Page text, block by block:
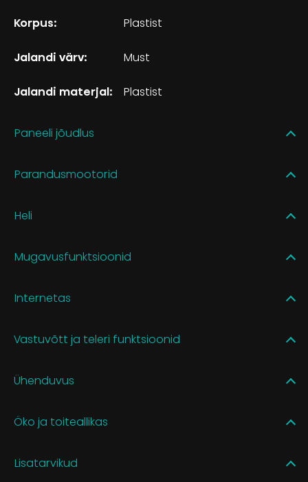
Korpus: Plastist
Jalandi värv: Must
Jalandi materjal: Plastist
Paneeli jõudlus
Parandusmootorid
Heli
Mugavusfunktsioonid
Internetas
Vastuvõtt ja teleri funktsioonid
Ühenduvus
Öko ja toiteallikas
Lisatarvikud